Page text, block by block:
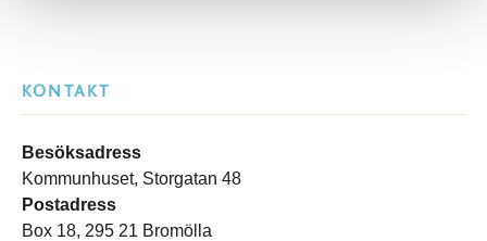
KONTAKT
Besöksadress
Kommunhuset, Storgatan 48
Postadress
Box 18, 295 21 Bromölla